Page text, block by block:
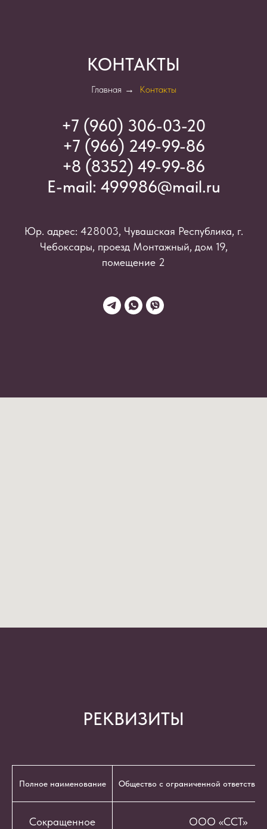
КОНТАКТЫ
Главная → Контакты
+7 (960) 306-03-20
+7 (966) 249-99-86
+8 (8352) 49-99-86
E-mail: 499986@mail.ru
Юр. адрес: 428003, Чувашская Республика, г.
Чебоксары, проезд Монтажный, дом 19,
помещение 2
РЕКВИЗИТЫ
Полное наименование Общество с ограниченной
Сокращенное
ООО «ССТ»